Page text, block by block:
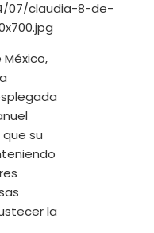
su
la